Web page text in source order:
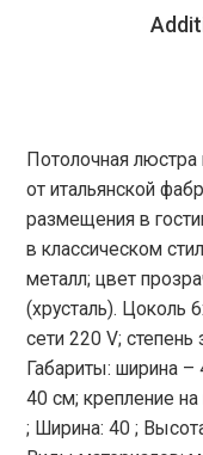
Потолочная люстра
от итальянской
размещения в
в классическом
металл; цвет
(хрусталь). Цоколь
сети 220 V;
Габариты: ширина
40 см; крепление
; Ширина: 40 ;